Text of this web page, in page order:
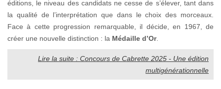
éditions, le niveau des candidats ne cesse de s’élever, tant dans
la qualité de l’interprétation que dans le choix des morceaux.
Face à cette progression remarquable, il décide, en 1967, de
créer une nouvelle distinction : la Médaille d’Or.
Lire la suite : Concours de Cabrette 2025 - Une édition
multigénérationnelle